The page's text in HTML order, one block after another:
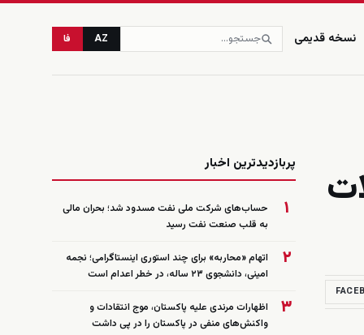
نسخه قدیمی AZ فا
پربازدیدترین اخبار
۱
حساب‌های شرکت ملی نفت مسدود شد؛ بحران مالی
به قلب صنعت نفت رسید
۲
اتهام «محاربه» برای چند استوری اینستاگرامی؛ نجمه
امینی، دانشجوی ۲۳ ساله، در خطر اعدام است
۳
اظهارات مرندی علیه پاکستان، موج انتقادات و
واکنش‌های منفی در پاکستان را در پی داشت